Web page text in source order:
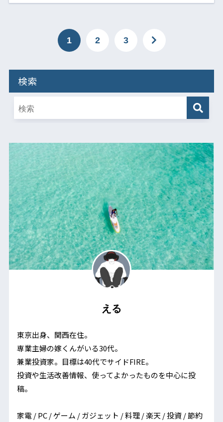
1 2 3
検索
える
東京出身、関西在住。
専業主婦の嫁くんがいる30代。
兼業投資家。目標は40代でサイドFIRE。
投資や生活改善情報、使ってよかったものを中心に投
稿。
家電 / PC / ゲーム / ガジェット / 料理 / 楽天 / 投資 / 節約